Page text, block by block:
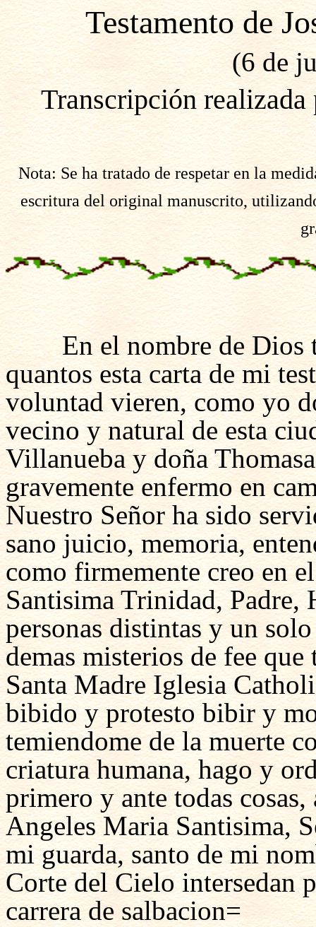
Testamento de
(6 de
Transcripción
Nota: Se ha tratado de respetar en la
escritura del original manuscrito,
En el nombre de Dios
quantos esta carta de mi
voluntad vieren, como yo
vecino y natural de esta
Villanueba y doña
gravemente enfermo en
Nuestro Señor ha sido
sano juicio, memoria,
como firmemente creo en
Santisima Trinidad,
personas distintas y un
demas misterios de fee
Santa Madre Iglesia
bibido y protesto bibir y
temiendome de la muerte
criatura humana, hago y
primero y ante todas
Angeles Maria Santisima,
mi guarda, santo de mi
Corte del Cielo intersedan
carrera de salbacion=